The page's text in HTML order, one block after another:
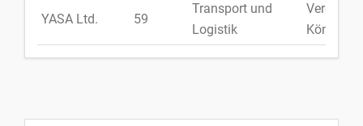
YASA Ltd. 59
Transport und
Logistik